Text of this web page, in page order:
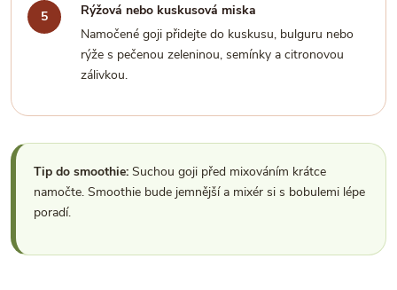
Rýžová nebo kuskusová miska
Namočené goji přidejte do kuskusu, bulguru nebo
rýže s pečenou zeleninou, semínky a citronovou
zálivkou.
Tip do smoothie: Suchou goji před mixováním krátce
namočte. Smoothie bude jemnější a mixér si s bobulemi lépe
poradí.